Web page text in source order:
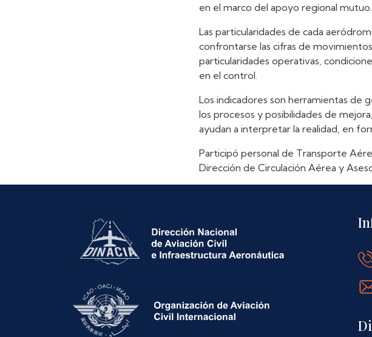
en el marco del apoyo regional mutuo.
Las particularidades de cada
confrontarse las cifras de
particularidades operativas,
en el control.
Los indicadores son herramientas de
los procesos y posibilidades de
ayudan a interpretar la realidad, en
Participó personal de Transporte
Dirección de Circulación Aérea y